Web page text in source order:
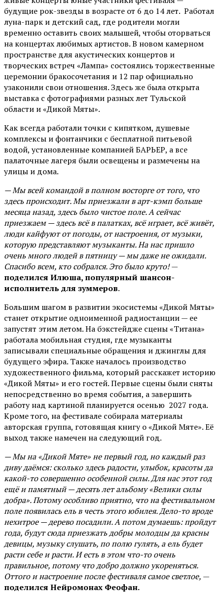
будущие рок-звезды в возрасте от 6 до 14 лет. Работал
луна-парк и детский сад, где родители могли
временно оставить своих малышей, чтобы оторваться
на концертах любимых артистов. В новом камерном
пространстве для акустических концертов и
творческих встреч «Лампа» состоялись торжественные
церемонии бракосочетания и 12 пар официально
узаконили свои отношения. Здесь же была открыта
выставка с фотографиями разных лет Тульской
области и «Дикой Мяты».
Как всегда работали точки с кипятком, душевые
комплексы и фонтанчики с бесплатной питьевой
водой, установленные компанией БАРЬЕР, а все
палаточные лагеря были освещены и размечены на
улицы и дома.
— Мы всей командой в полном восторге от того, что
здесь происходит. Мы приезжали в арт-кэмп больше
месяца назад, здесь было чистое поле. А сейчас
приезжаем — здесь всё в палатках, всё играет, всё живёт,
люди кайфуют от погоды, от настроения, от музыки,
которую представляют музыканты. На нас пришло
очень много людей в пятницу — мы даже не ожидали.
Спасибо всем, кто собрался. Это было круто!—
поделился Илюша, популярный шансон-
исполнитель для зуммеров.
Большим шагом в развитии экосистемы «Дикой Мяты»
станет открытие одноименной радиостанции — ее
запустят этим летом. На бэкстейдже сцены «Титана»
работала мобильная студия, где музыканты
записывали специальные обращения и джинглы для
будущего эфира. Также началось производство
художественного фильма, который расскажет историю
«Дикой Мяты» и его гостей. Первые сцены были сняты
непосредственно во время события, а завершить
работу над картиной планируется осенью 2027 года.
Кроме того, на фестивале собирала материалы
авторская группа, готовящая книгу о «Дикой Мяте». Её
выход также намечен на следующий год.
— Мы на «Дикой Мяте» не первый год, но каждый раз
диву даёмся: сколько здесь радости, улыбок, красоты да
какой-то совершенно особенной силы. Для нас этот год
ещё и памятный — десять лет альбому «Велики силы
добра». Потому особливо приятно, что на фестивальном
поле появилась ель в честь этого юбилея. Дело-то вроде
нехитрое — дерево посадили. А потом думаешь: пройдут
года, будут сюда приезжать добры молодцы да красны
девицы, музыку слушать, по полю гулять, а ель будет
расти себе и расти. И есть в этом что-то очень
правильное, потому что добро должно укореняться.
Оттого и настроение после фестиваля самое светлое, —
поделился Нейромонах Феофан.